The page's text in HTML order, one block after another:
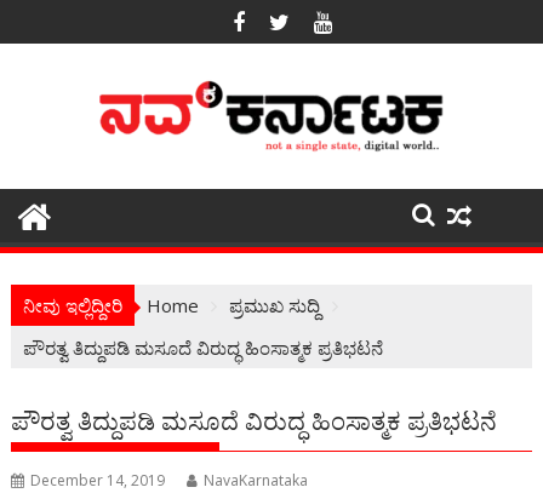
to
ನೀವು ಇಲ್ಲಿದ್ದೀರಿ Home
ಪ್ರಮುಖ ಸುದ್ದಿ
ಪೌರತ್ವ ತಿದ್ದುಪಡಿ ಮಸೂದೆ ವಿರುದ್ಧ ಹಿಂಸಾತ್ಮಕ ಪ್ರತಿಭಟನೆ
ಪೌರತ್ವ ತಿದ್ದುಪಡಿ ಮಸೂದೆ ವಿರುದ್ಧ ಹಿಂಸಾತ್ಮಕ ಪ್ರತಿಭಟನೆ
December 14, 2019 NavaKarnataka